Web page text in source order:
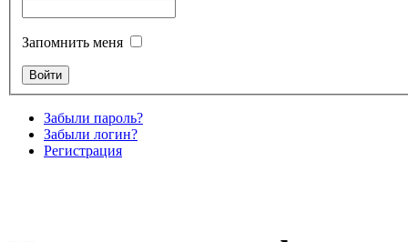
Запомнить меня
Забыли пароль?
Забыли логин?
Регистрация